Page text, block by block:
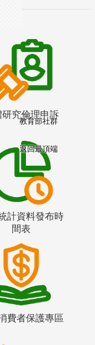
研究倫理申訴
計資料發布時
間表
費者保護專區
教育部社群
返回最頂端